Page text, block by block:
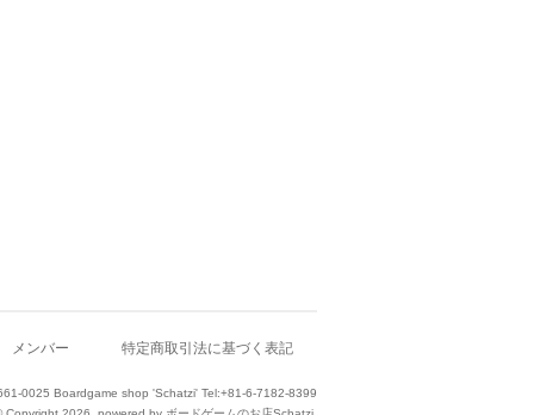
メンバー 特定商取引法に基づく表記
0025 Boardgame shop 'Schatzi' Tel:+81-6-7182-8399